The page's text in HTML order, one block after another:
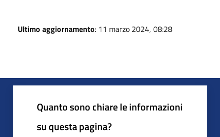
Ultimo aggiornamento: 11 marzo 2024, 08:28
Quanto sono chiare le informazioni
su questa pagina?